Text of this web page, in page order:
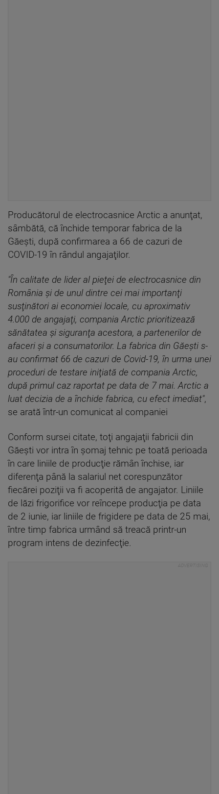
Producătorul de electrocasnice Arctic a anunţat,
sâmbătă, că închide temporar fabrica de la
Găeşti, după confirmarea a 66 de cazuri de
COVID-19 în rândul angajaţilor.
"În calitate de lider al pieţei de electrocasnice din
România şi de unul dintre cei mai importanţi
susţinători ai economiei locale, cu aproximativ
4.000 de angajaţi, compania Arctic prioritizează
sănătatea şi siguranţa acestora, a partenerilor de
afaceri şi a consumatorilor. La fabrica din Găeşti s-
au confirmat 66 de cazuri de Covid-19, în urma unei
proceduri de testare iniţiată de compania Arctic,
după primul caz raportat pe data de 7 mai. Arctic a
luat decizia de a închide fabrica, cu efect imediat",
se arată într-un comunicat al companiei
Conform sursei citate, toţi angajaţii fabricii din
Găeşti vor intra în şomaj tehnic pe toată perioada
în care liniile de producţie rămân închise, iar
diferenţa până la salariul net corespunzător
fiecărei poziţii va fi acoperită de angajator. Liniile
de lăzi frigorifice vor reîncepe producţia pe data
de 2 iunie, iar liniile de frigidere pe data de 25 mai,
între timp fabrica urmând să treacă printr-un
program intens de dezinfecţie.